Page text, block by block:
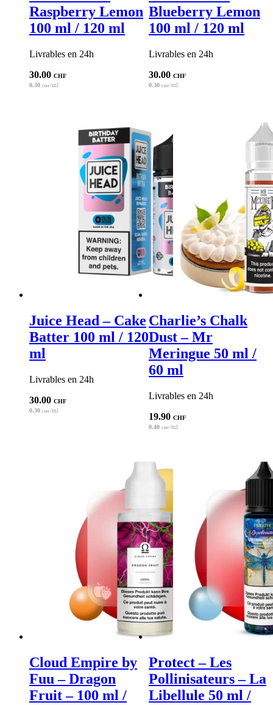
Raspberry Lemon
100 ml / 120 ml
Livrables en 24h
30.00 CHF
0.30 CHF/ml
Blueberry Lemon
100 ml / 120 ml
Livrables en 24h
30.00 CHF
0.30 CHF/ml
Juice Head – Cake
Batter 100 ml / 120
ml
Livrables en 24h
30.00 CHF
0.30 CHF/ml
Charlie’s Chalk
Dust – Mr
Meringue 50 ml /
60 ml
Livrables en 24h
19.90 CHF
0.40 CHF/ml
Cloud Empire by
Fuu – Dragon
Fruit – 100 ml /
Protect – Les
Pollinisateurs – La
Libellule 50 ml /